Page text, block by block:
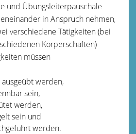
und Übungsleiterpauschale
in Anspruch nehmen,
verschiedene Tätigkeiten (bei
Körperschaften)
müssen
werden,
sein,
werden,
sein und
werden.